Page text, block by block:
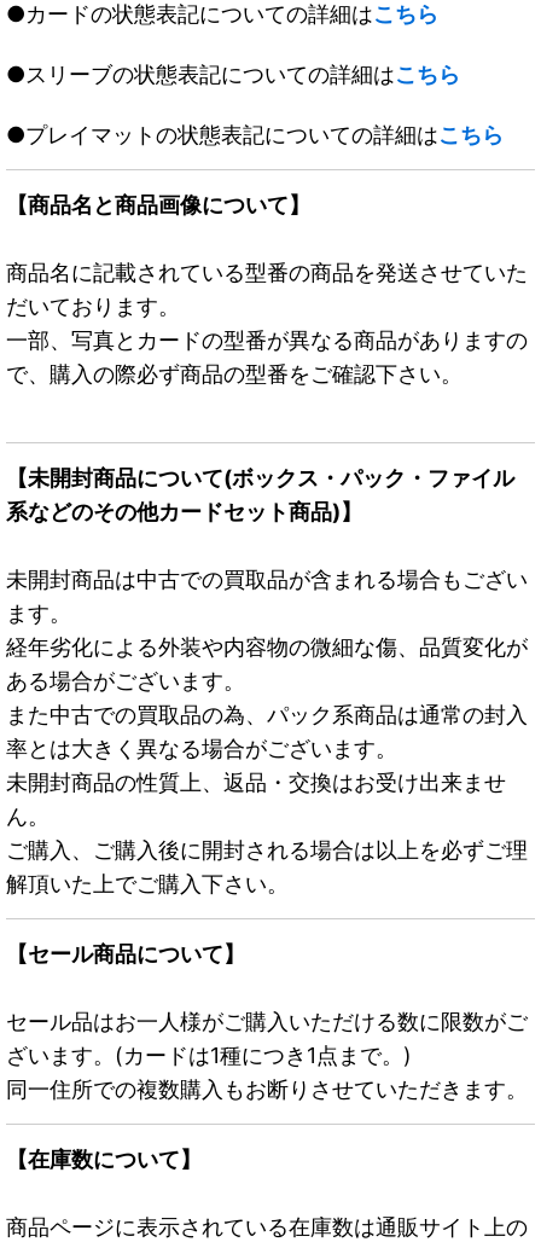
●カードの状態表記についての詳細はこちら
●スリーブの状態表記についての詳細はこちら
●プレイマットの状態表記についての詳細はこちら
【商品名と商品画像について】
商品名に記載されている型番の商品を発送させていた
だいております。
一部、写真とカードの型番が異なる商品がありますの
で、購入の際必ず商品の型番をご確認下さい。
【未開封商品について(ボックス・パック・ファイル
系などのその他カードセット商品)】
未開封商品は中古での買取品が含まれる場合もござい
ます。
経年劣化による外装や内容物の微細な傷、品質変化が
ある場合がございます。
また中古での買取品の為、パック系商品は通常の封入
率とは大きく異なる場合がございます。
未開封商品の性質上、返品・交換はお受け出来ませ
ん。
ご購入、ご購入後に開封される場合は以上を必ずご理
解頂いた上でご購入下さい。
【セール商品について】
セール品はお一人様がご購入いただける数に限数がご
ざいます。(カードは1種につき1点まで。)
同一住所での複数購入もお断りさせていただきます。
【在庫数について】
商品ページに表示されている在庫数は通販サイト上の